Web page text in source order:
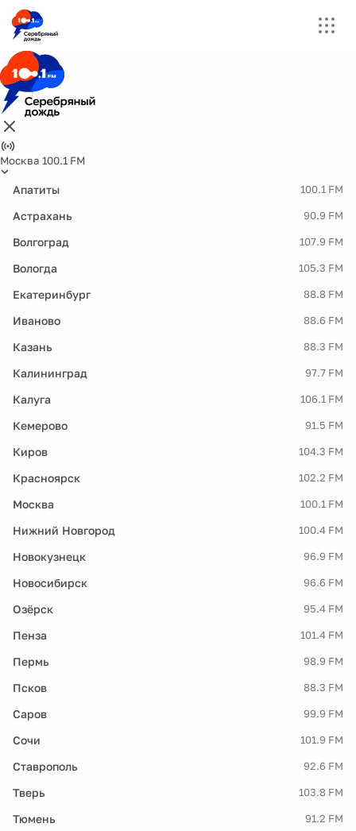
Москва 100.1 FM
Апатиты 100.1 FM
Астрахань 90.9 FM
Волгоград 107.9 FM
Вологда 105.3 FM
Екатеринбург 88.8 FM
Иваново 88.6 FM
Казань 88.3 FM
Калининград 97.7 FM
Калуга 106.1 FM
Кемерово 91.5 FM
Киров 104.3 FM
Красноярск 102.2 FM
Москва 100.1 FM
Нижний Новгород 100.4 FM
Новокузнецк 96.9 FM
Новосибирск 96.6 FM
Озёрск 95.4 FM
Пенза 101.4 FM
Пермь 98.9 FM
Псков 88.3 FM
Саров 99.9 FM
Сочи 101.9 FM
Ставрополь 92.6 FM
Тверь 103.8 FM
Тюмень 91.2 FM